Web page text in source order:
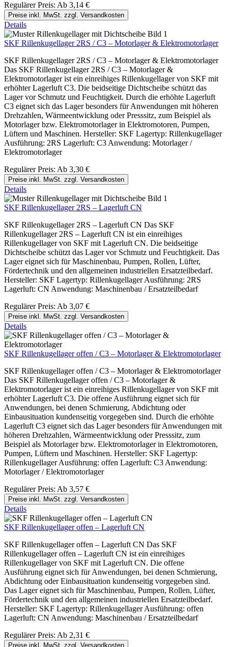
Regulärer Preis: Ab 3,14 €
Preise inkl. MwSt. zzgl. Versandkosten
Details
SKF Rillenkugellager 2RS / C3 – Motorlager & Elektromotorlager
SKF Rillenkugellager 2RS / C3 – Motorlager & Elektromotorlager
Das SKF Rillenkugellager 2RS / C3 – Motorlager &
Elektromotorlager ist ein einreihiges Rillenkugellager von SKF mit
erhöhter Lagerluft C3. Die beidseitige Dichtscheibe schützt das
Lager vor Schmutz und Feuchtigkeit. Durch die erhöhte Lagerluft
C3 eignet sich das Lager besonders für Anwendungen mit höheren
Drehzahlen, Wärmeentwicklung oder Presssitz, zum Beispiel als
Motorlager bzw. Elektromotorlager in Elektromotoren, Pumpen,
Lüftern und Maschinen. Hersteller: SKF Lagertyp: Rillenkugellager
Ausführung: 2RS Lagerluft: C3 Anwendung: Motorlager /
Elektromotorlager
Regulärer Preis: Ab 3,30 €
Preise inkl. MwSt. zzgl. Versandkosten
Details
SKF Rillenkugellager 2RS – Lagerluft CN
SKF Rillenkugellager 2RS – Lagerluft CN Das SKF
Rillenkugellager 2RS – Lagerluft CN ist ein einreihiges
Rillenkugellager von SKF mit Lagerluft CN. Die beidseitige
Dichtscheibe schützt das Lager vor Schmutz und Feuchtigkeit. Das
Lager eignet sich für Maschinenbau, Pumpen, Rollen, Lüfter,
Fördertechnik und den allgemeinen industriellen Ersatzteilbedarf.
Hersteller: SKF Lagertyp: Rillenkugellager Ausführung: 2RS
Lagerluft: CN Anwendung: Maschinenbau / Ersatzteilbedarf
Regulärer Preis: Ab 3,07 €
Preise inkl. MwSt. zzgl. Versandkosten
Details
SKF Rillenkugellager offen / C3 – Motorlager & Elektromotorlager
SKF Rillenkugellager offen / C3 – Motorlager & Elektromotorlager
Das SKF Rillenkugellager offen / C3 – Motorlager &
Elektromotorlager ist ein einreihiges Rillenkugellager von SKF mit
erhöhter Lagerluft C3. Die offene Ausführung eignet sich für
Anwendungen, bei denen Schmierung, Abdichtung oder
Einbausituation kundenseitig vorgegeben sind. Durch die erhöhte
Lagerluft C3 eignet sich das Lager besonders für Anwendungen mit
höheren Drehzahlen, Wärmeentwicklung oder Presssitz, zum
Beispiel als Motorlager bzw. Elektromotorlager in Elektromotoren,
Pumpen, Lüftern und Maschinen. Hersteller: SKF Lagertyp:
Rillenkugellager Ausführung: offen Lagerluft: C3 Anwendung:
Motorlager / Elektromotorlager
Regulärer Preis: Ab 3,57 €
Preise inkl. MwSt. zzgl. Versandkosten
Details
SKF Rillenkugellager offen – Lagerluft CN
SKF Rillenkugellager offen – Lagerluft CN Das SKF
Rillenkugellager offen – Lagerluft CN ist ein einreihiges
Rillenkugellager von SKF mit Lagerluft CN. Die offene
Ausführung eignet sich für Anwendungen, bei denen Schmierung,
Abdichtung oder Einbausituation kundenseitig vorgegeben sind.
Das Lager eignet sich für Maschinenbau, Pumpen, Rollen, Lüfter,
Fördertechnik und den allgemeinen industriellen Ersatzteilbedarf.
Hersteller: SKF Lagertyp: Rillenkugellager Ausführung: offen
Lagerluft: CN Anwendung: Maschinenbau / Ersatzteilbedarf
Regulärer Preis: Ab 2,31 €
Preise inkl. MwSt. zzgl. Versandkosten